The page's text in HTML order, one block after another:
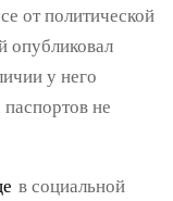
от политической
опубликовал
у него
не
в социальной